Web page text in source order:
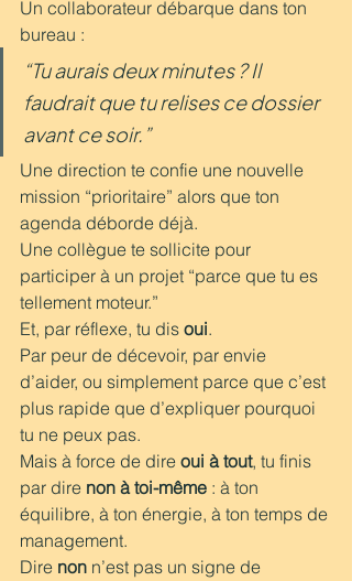
Un collaborateur débarque dans ton
bureau :
“Tu aurais deux minutes ? Il
faudrait que tu relises ce dossier
avant ce soir.”
Une direction te confie une nouvelle
mission “prioritaire” alors que ton
agenda déborde déjà.
Une collègue te sollicite pour
participer à un projet “parce que tu es
tellement moteur.”
Et, par réflexe, tu dis oui.
Par peur de décevoir, par envie
d’aider, ou simplement parce que c’est
plus rapide que d’expliquer pourquoi
tu ne peux pas.
Mais à force de dire oui à tout, tu finis
par dire non à toi-même : à ton
équilibre, à ton énergie, à ton temps de
management.
Dire non n’est pas un signe de